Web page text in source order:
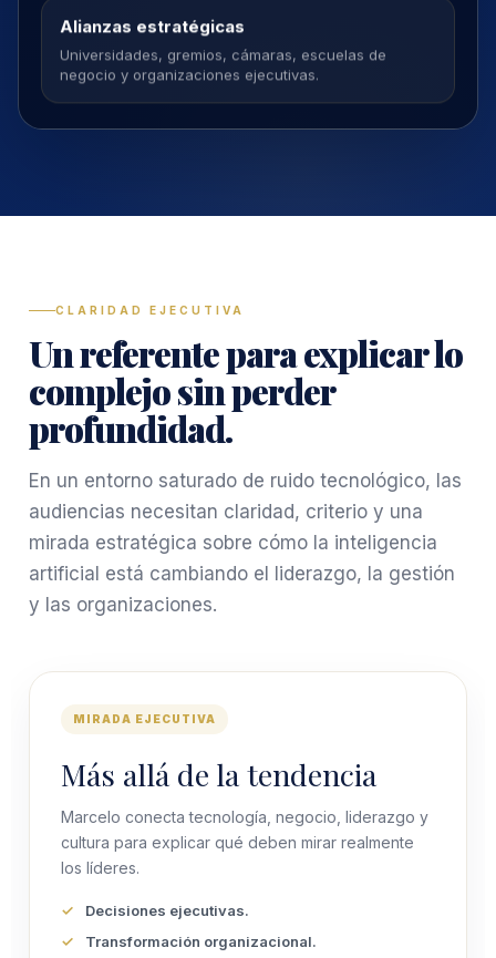
Alianzas estratégicas
Universidades, gremios, cámaras, escuelas de
negocio y organizaciones ejecutivas.
CLARIDAD EJECUTIVA
Un referente para explicar lo
complejo sin perder
profundidad.
En un entorno saturado de ruido tecnológico, las
audiencias necesitan claridad, criterio y una
mirada estratégica sobre cómo la inteligencia
artificial está cambiando el liderazgo, la gestión
y las organizaciones.
MIRADA EJECUTIVA
Más allá de la tendencia
Marcelo conecta tecnología, negocio, liderazgo y
cultura para explicar qué deben mirar realmente
los líderes.
Decisiones ejecutivas.
Transformación organizacional.